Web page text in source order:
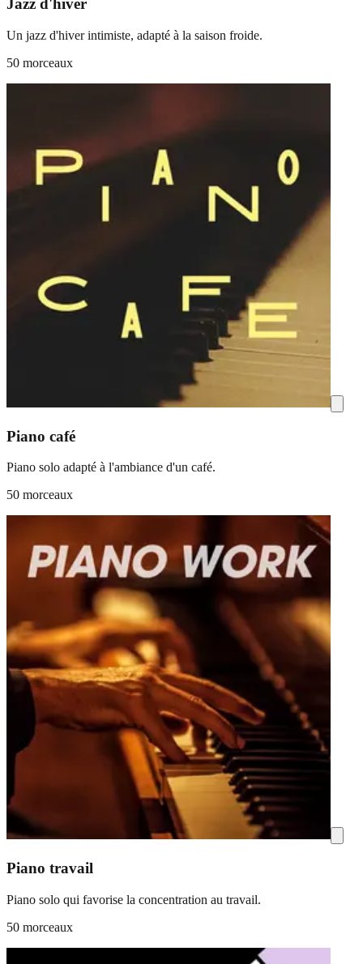
Jazz d'hiver
Un jazz d'hiver intimiste, adapté à la saison froide.
50 morceaux
Piano café
Piano solo adapté à l'ambiance d'un café.
50 morceaux
Piano travail
Piano solo qui favorise la concentration au travail.
50 morceaux